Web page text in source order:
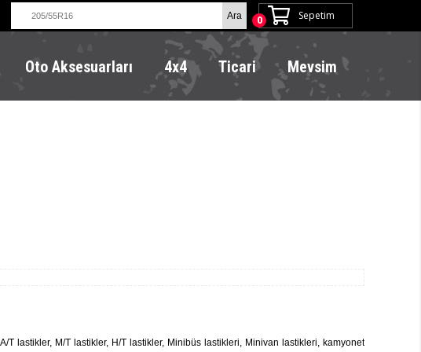
Sepetim
0
Oto Aksesuarları 4x4 Ticari Mevsim
lastikler, M/T lastikler, H/T lastikler, Minibüs lastikleri, Minivan lastikleri, kamyonet